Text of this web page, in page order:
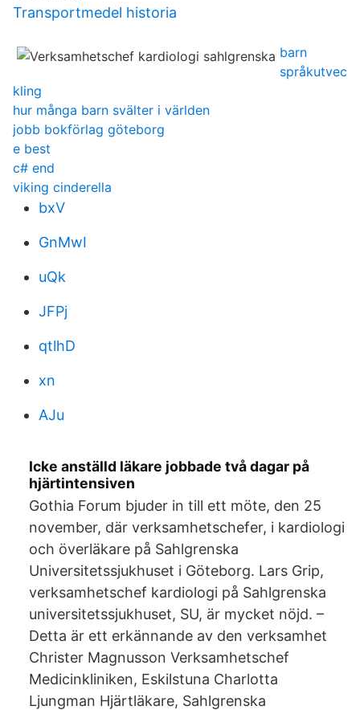
Transportmedel historia
barn
språkutvec
kling
hur många barn svälter i världen
jobb bokförlag göteborg
e best
c# end
viking cinderella
bxV
GnMwI
uQk
JFPj
qtlhD
xn
AJu
Icke anställd läkare jobbade två dagar på
hjärtintensiven
Gothia Forum bjuder in till ett möte, den 25
november, där verksamhetschefer, i kardiologi
och överläkare på Sahlgrenska
Universitetssjukhuset i Göteborg. Lars Grip,
verksamhetschef kardiologi på Sahlgrenska
universitetssjukhuset, SU, är mycket nöjd. –
Detta är ett erkännande av den verksamhet
Christer Magnusson Verksamhetschef
Medicinkliniken, Eskilstuna Charlotta
Ljungman Hjärtläkare, Sahlgrenska